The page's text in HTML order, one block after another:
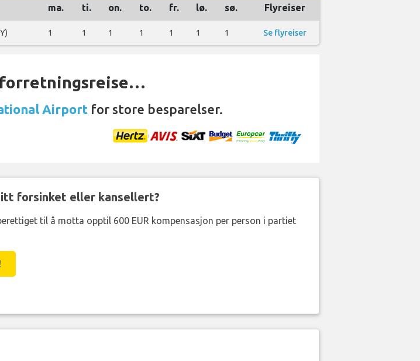
ma. ti. on. to. fr. lø. sø. Flyreiser
1 1 1 1 1 1 1 Se flyreiser
Airport for store besparelser.
forsinket eller kansellert?
til å motta opptil 600 EUR kompensasjon per person i partiet